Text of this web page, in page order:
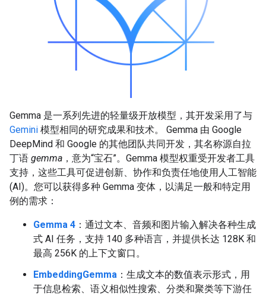
Gemma 是一系列先进的轻量级开放模型，其开发采用了与
Gemini 模型相同的研究成果和技术。 Gemma 由 Google
DeepMind 和 Google 的其他团队共同开发，其名称源自拉
丁语 gemma ，意为“宝石”。Gemma 模型权重受开发者工具
支持，这些工具可促进创新、协作和负责任地使用人工智能
(AI)。您可以获得多种 Gemma 变体，以满足一般和特定用
例的需求：
Gemma 4 ：通过文本、音频和图片输入解决各种生成
式 AI 任务，支持 140 多种语言，并提供长达 128K 和
最高 256K 的上下文窗口。
EmbeddingGemma ：生成文本的数值表示形式，用
于信息检索、语义相似性搜索、分类和聚类等下游任